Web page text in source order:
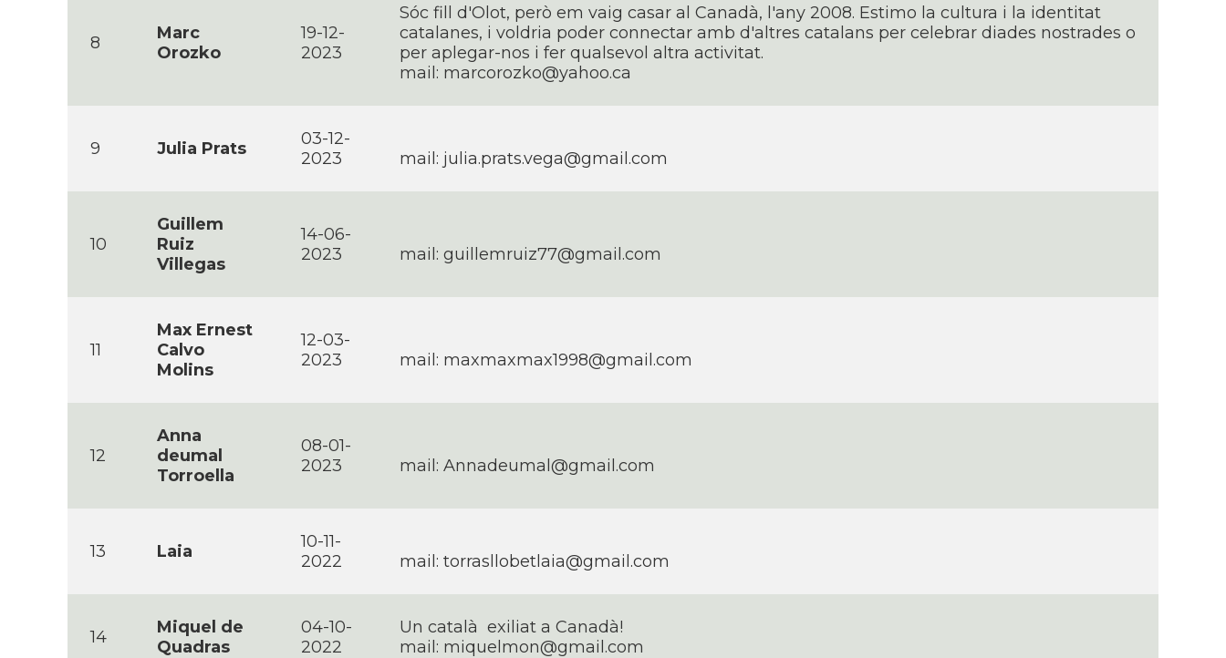
8
Marc
Orozko
19-12-
2023
Sóc fill d'Olot, però em vaig casar al Canadà, l'any 2008. Estimo la cultura i la identitat
catalanes, i voldria poder connectar amb d'altres catalans per celebrar diades nostrades o
per aplegar-nos i fer qualsevol altra activitat.
mail: marcorozko@yahoo.ca
9 Julia Prats
03-12-
2023
mail: julia.prats.vega@gmail.com
10
Guillem
Ruiz
Villegas
14-06-
2023
mail: guillemruiz77@gmail.com
11
Max Ernest
Calvo
Molins
12-03-
2023
mail: maxmaxmax1998@gmail.com
12
Anna
deumal
Torroella
08-01-
2023
mail: Annadeumal@gmail.com
13 Laia
10-11-
2022
mail: torrasllobetlaia@gmail.com
14
Miquel de
Quadras
04-10-
2022
Un català exiliat a Canadà!
mail: miquelmon@gmail.com